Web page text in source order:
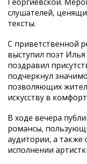
слушателей,
тексты.
С приветственной
выступил поэт
поздравил
подчеркнул
позволяющих
искусству в
В ходе вечера
романсы,
аудитории, а
исполнении